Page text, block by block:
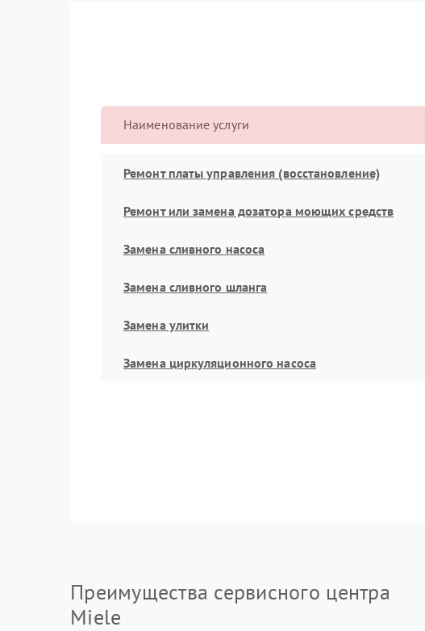
Наименование услуги
Ремонт платы управления (восстановление)
Ремонт или замена дозатора моющих средств
Замена сливного насоса
Замена сливного шланга
Замена улитки
Замена циркуляционного насоса
Преимущества сервисного центра
Miele